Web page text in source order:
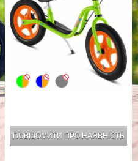
ПОВІДОМИТИ ПРО НАЯВНІСТЬ